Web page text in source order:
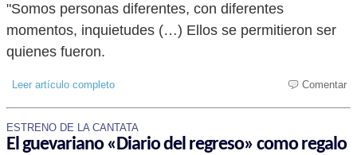
"Somos personas diferentes, con diferentes
momentos, inquietudes (…) Ellos se permitieron ser
quienes fueron.
Leer artículo completo Comentar
ESTRENO DE LA CANTATA
El guevariano «Diario del regreso» como regalo